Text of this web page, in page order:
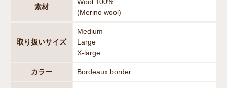
素材
(Merino wool)
取り扱いサイズ
Medium
Large
X-large
カラー Bordeaux border